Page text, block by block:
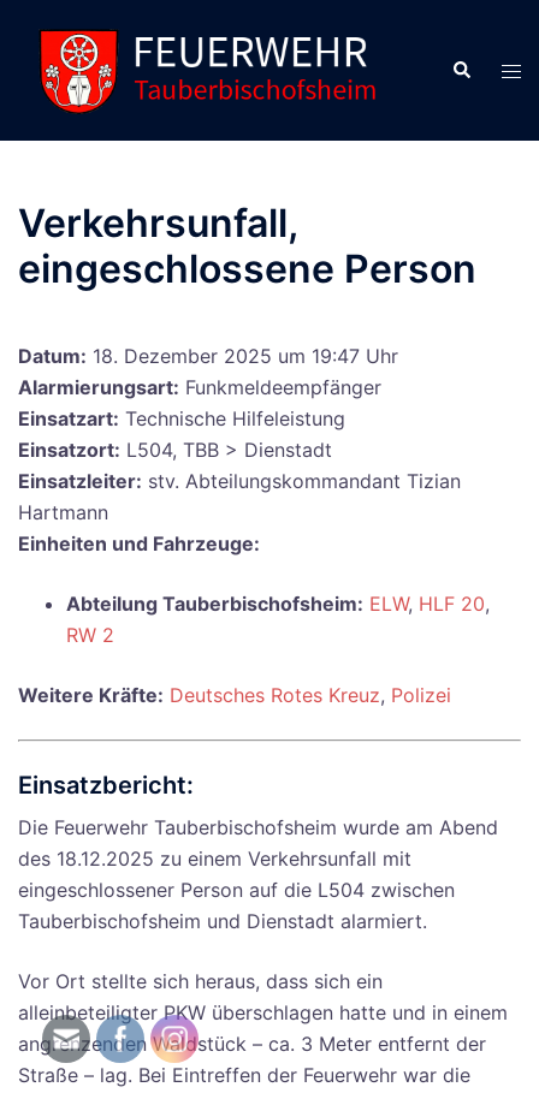
Inhalt
springen
Suche
Verkehrsunfall,
eingeschlossene Person
Datum: 18. Dezember 2025 um 19:47 Uhr
Alarmierungsart: Funkmeldeempfänger
Einsatzart: Technische Hilfeleistung
Einsatzort: L504, TBB > Dienstadt
Einsatzleiter: stv. Abteilungskommandant Tizian
Hartmann
Einheiten und Fahrzeuge:
Abteilung Tauberbischofsheim: ELW, HLF 20,
RW 2
Weitere Kräfte: Deutsches Rotes Kreuz, Polizei
Einsatzbericht:
Die Feuerwehr Tauberbischofsheim wurde am Abend
des 18.12.2025 zu einem Verkehrsunfall mit
eingeschlossener Person auf die L504 zwischen
Tauberbischofsheim und Dienstadt alarmiert.
Vor Ort stellte sich heraus, dass sich ein
alleinbeteiligter PKW überschlagen hatte und in einem
angrenzenden Waldstück – ca. 3 Meter entfernt der
Straße – lag. Bei Eintreffen der Feuerwehr war die